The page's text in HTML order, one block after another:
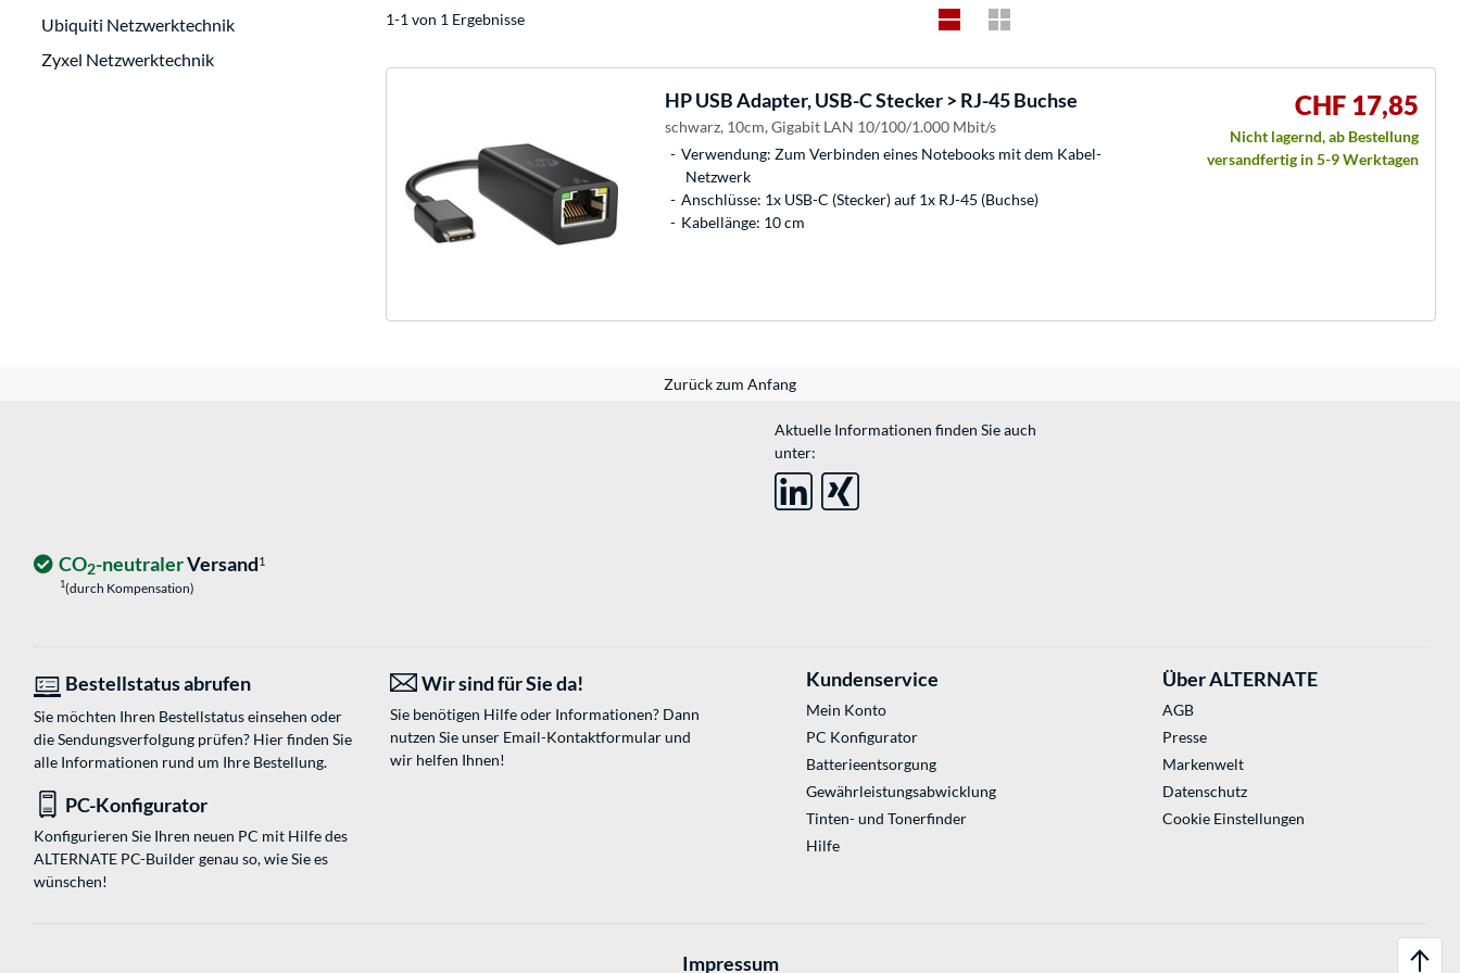
Ubiquiti Netzwerktechnik
Zyxel Netzwerktechnik
1-1 von 1 Ergebnisse
HPUSB Adapter, USB-C Stecker > RJ-45 Buchse
schwarz, 10cm, Gigabit LAN 10/100/1.000 Mbit/s
Verwendung: Zum Verbinden eines Notebooks mit dem Kabel-
Netzwerk
Anschlüsse: 1x USB-C (Stecker) auf 1x RJ-45 (Buchse)
Kabellänge: 10 cm
CHF 17,85
Nicht lagernd, ab Bestellung
versandfertig in 5-9 Werktagen
Zurück zum Anfang
Aktuelle Informationen finden Sie auch
unter:
CO2-neutralerVersand1
1(durch Kompensation)
Bestellstatus abrufen
Sie möchten Ihren Bestellstatus einsehen oder
die Sendungsverfolgung prüfen? Hier finden Sie
alle Informationen rund um Ihre Bestellung.
Wir sind für Sie da!
Sie benötigen Hilfe oder Informationen? Dann
nutzen Sie unser Email-Kontaktformularund
wir helfen Ihnen!
PC-Konfigurator
Konfigurieren Sie Ihren neuen PC mit Hilfe des
ALTERNATE PC-Builder genau so, wie Sie es
wünschen!
Kundenservice
Mein Konto
PC Konfigurator
Batterieentsorgung
Gewährleistungsabwicklung
Tinten- und Tonerfinder
Hilfe
Über ALTERNATE
AGB
Presse
Markenwelt
Datenschutz
Cookie Einstellungen
Impressum